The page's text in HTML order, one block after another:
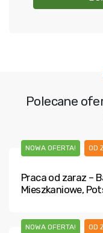
Polecane
NOWA OFERTA! OD
Praca od zaraz –
Mieszkaniowe,
NOWA OFERTA! OD